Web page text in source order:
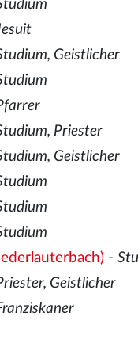
Geistlicher
Priester
Geistlicher
-
Geistlicher